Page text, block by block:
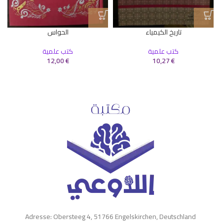
تاريخ الكيمياء
كتب علمية
10,27€
الحواس
كتب علمية
12,00€
Adresse: Obersteeg 4, 51766 Engelskirchen, Deutschland